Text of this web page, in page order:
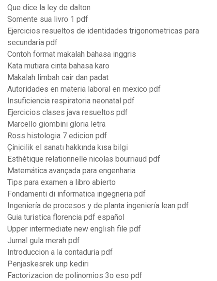
Que dice la ley de dalton
Somente sua livro 1 pdf
Ejercicios resueltos de identidades trigonometricas para
secundaria pdf
Contoh format makalah bahasa inggris
Kata mutiara cinta bahasa karo
Makalah limbah cair dan padat
Autoridades en materia laboral en mexico pdf
Insuficiencia respiratoria neonatal pdf
Ejercicios clases java resueltos pdf
Marcello giombini gloria letra
Ross histologia 7 edicion pdf
Çinicilik el sanatı hakkında kısa bilgi
Esthétique relationnelle nicolas bourriaud pdf
Matemática avançada para engenharia
Tips para examen a libro abierto
Fondamenti di informatica ingegneria pdf
Ingeniería de procesos y de planta ingeniería lean pdf
Guia turistica florencia pdf español
Upper intermediate new english file pdf
Jurnal gula merah pdf
Introduccion a la contaduria pdf
Penjaskesrek unp kediri
Factorizacion de polinomios 3o eso pdf